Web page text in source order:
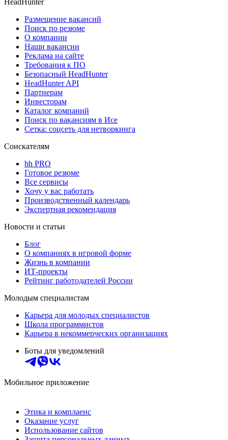
HeadHunter
Размещение вакансий
Поиск по резюме
О компании
Наши вакансии
Реклама на сайте
Требования к ПО
Безопасный HeadHunter
HeadHunter API
Партнерам
Инвесторам
Каталог компаний
Поиск по вакансиям в Исе
Сетка: соцсеть для нетворкинга
Соискателям
hh PRO
Готовое резюме
Все сервисы
Хочу у вас работать
Производственный календарь
Экспертная рекомендация
Новости и статьи
Блог
О компаниях в игровой форме
Жизнь в компании
ИТ-проекты
Рейтинг работодателей России
Молодым специалистам
Карьера для молодых специалистов
Школа программистов
Карьера в некоммерческих организациях
Боты для уведомлений
Мобильное приложение
Этика и комплаенс
Оказание услуг
Использование сайтов